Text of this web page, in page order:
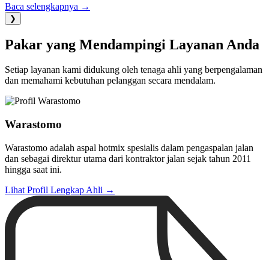
Baca selengkapnya →
❯
Pakar yang Mendampingi Layanan Anda
Setiap layanan kami didukung oleh tenaga ahli yang berpengalaman
dan memahami kebutuhan pelanggan secara mendalam.
Warastomo
Warastomo adalah aspal hotmix spesialis dalam pengaspalan jalan
dan sebagai direktur utama dari kontraktor jalan sejak tahun 2011
hingga saat ini.
Lihat Profil Lengkap Ahli →